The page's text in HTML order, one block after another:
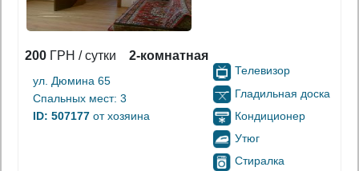
200 ГРН / сутки 2-комнатная
ул. Дюмина 65
Спальных мест: 3
ID: 507177 от хозяина
Телевизор
Гладильная доска
Кондиционер
Утюг
Стиралка